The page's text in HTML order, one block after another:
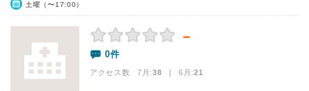
土曜（〜17:00）
－
0件
アクセス数 7月:38 | 6月:21